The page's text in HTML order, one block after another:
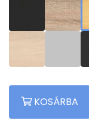
KOSÁRBA